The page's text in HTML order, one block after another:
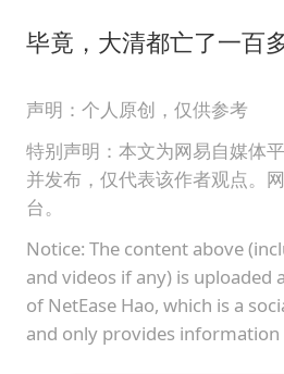
毕竟，大清都亡了一百多
声明：个人原创，仅供参考
特别声明：本文为网易自媒体
并发布，仅代表该作者观点。
台。
Notice: The content above
and videos if any) is uploaded
of NetEase Hao, which is a
and only provides information